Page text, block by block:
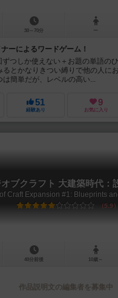
30～70分 ー
ーによるワードゲーム！
ずつしか使えない＋お題の単語の
るとかなりきつい縛りで他の人に
は簡単だが、レベルの高い...
51
経験あり
9
お気に入り
ブクラフト 大建築時代：
Craft Expansion #1: Blueprints
5.9
40分前後 10歳～
作品説明文の編集者を募集中